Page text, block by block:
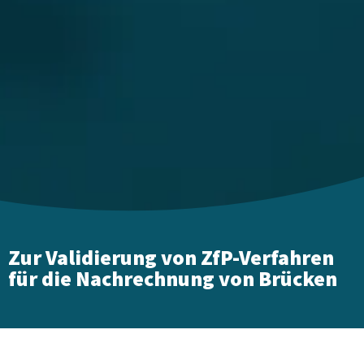
Zur Validierung von ZfP-Verfahren
für die Nachrechnung von Brücken